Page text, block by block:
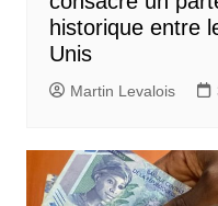
historique entre
Unis
Martin Levalois